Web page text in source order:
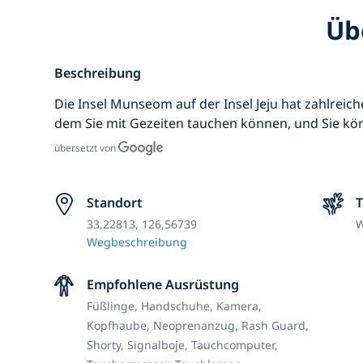
Beschreibung
Die Insel Munseom auf der Insel Jeju hat
dem Sie mit Gezeiten tauchen können, und Sie
übersetzt von
Standort
33,22813, 126,56739
Wegbeschreibung
Empfohlene Ausrüstung
Füßlinge, Handschuhe, Kamera,
Kopfhaube, Neoprenanzug, Rash Guard,
Shorty, Signalboje,Tauchcomputer,